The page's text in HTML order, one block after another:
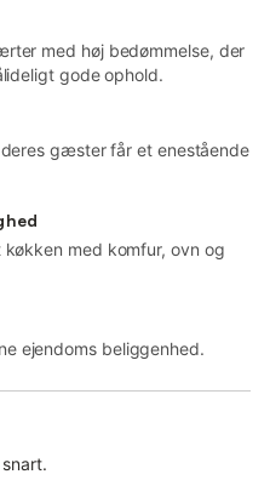
med høj bedømmelse, der
gode ophold.
gæster får et enestående
med komfur, ovn og
ejendoms beliggenhed.